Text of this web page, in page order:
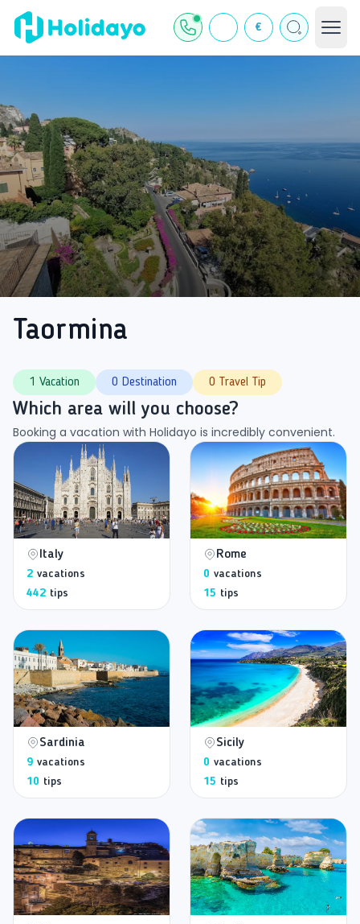
€
Taormina
1 Vacation 0 Destination 0 Travel Tip
Which area will you choose?
Booking a vacation with Holidayo is incredibly convenient.
Italy
2 vacations
442 tips
Rome
0 vacations
15 tips
Sardinia
9 vacations
10 tips
Sicily
0 vacations
15 tips